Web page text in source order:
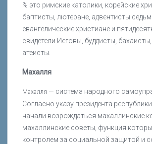
% это римские католики, корейские
баптисты, лютеране, адвентисты
евангелические христиане и
свидетели Иеговы, буддисты,
атеисты.
Махалля
Махалля — система народного
Согласно указу президента
начали возрождаться махаллинские
махаллинские советы, функция
контролем за социальной защитой и